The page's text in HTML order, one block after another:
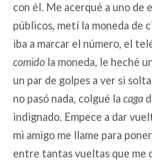
con él. Me acerqué a uno de
públicos, metí la moneda de
iba a marcar el número, el
comido la moneda, le heché
un par de golpes a ver si
no pasó nada, colgué lacaga
indignado. Empece a dar
mi amigo me llame para
entre tantas vueltas que me